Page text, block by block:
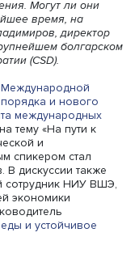
порядка 40%
угроз отказа от
активнее
Могут ли
время, на
Владимиров,
в крупнейшем
(CSD).
с
порядка и
на тему «На
и